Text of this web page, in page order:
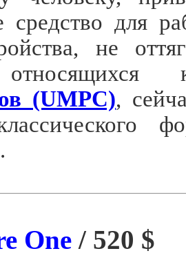
средство для
не
(UMPC),
One / 520 $